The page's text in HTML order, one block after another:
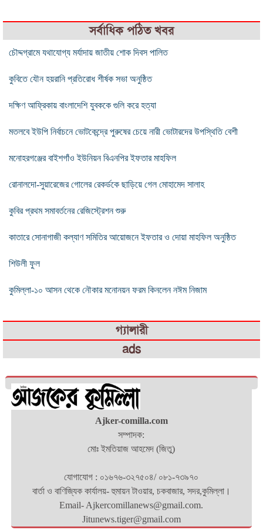
সর্বাধিক পঠিত খবর
চৌদ্দগ্রামে যথাযোগ্য মর্যাদায় জাতীয় শোক দিবস পালিত
কুবিতে যৌন হয়রানি প্রতিরোধ শীর্ষক সভা অনুষ্ঠিত
দক্ষিণ আফ্রিকায় বাংলাদেশি যুবককে গুলি করে হত্যা
মতলবে ইউপি নির্বাচনে ভোটকেন্দ্রে পুরুষের চেয়ে নারী ভোটারদের উপস্থিতি বেশী
মনোহরগঞ্জের বাইশগাঁও ইউনিয়ন বিএনপির ইফতার মাহফিল
রোনালদো-সুয়ারেজের গোলের রেকর্ডকে ছাড়িয়ে গেল মোহামেদ সালাহ
কুবির প্রথম সমাবর্তনের রেজিস্ট্রেশন শুরু
কাতারে সোনাগাজী কল্যাণ সমিতির আয়োজনে ইফতার ও দোয়া মাহফিল অনুষ্ঠিত
শিউলী ফুল
কুমিল্লা-১০ আসন থেকে নৌকার মনোনয়ন ফরম কিনলেন নঈম নিজাম
গ্যালারী
ads
Ajker-comilla.com
সম্পাদক:
মোঃ ইমতিয়াজ আহমেদ (জিতু)
যোগাযোগ : ০১৬৭৬-৩২৭৫০৪/ ০৮১-৭৩৯৭০
বার্তা ও বাণিজ্যিক কার্যালয়- হুমায়ন টাওয়ার, চকবাজার, সদর,কুমিল্লা।
Email- Ajkercomillanews@gmail.com.
Jitunews.tiger@gmail.com